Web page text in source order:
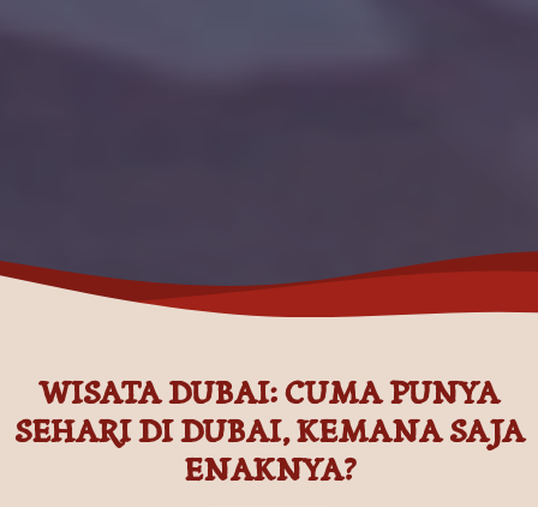
WISATA DUBAI: CUMA PUNYA
SEHARI DI DUBAI, KEMANA SAJA
ENAKNYA?